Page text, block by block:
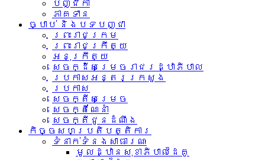
បញ្ជិកា
ភាគទាន
ច្បាប់ និងបទបញ្ជា
ព្រះរាជក្រម
ព្រះរាជក្រឹត្យ
អនុក្រឹត្យ
សេចក្ដីសម្រេចរាជរដ្ឋាភិបាល
ប្រកាសអន្តរក្រសួង
ប្រកាស
សេចក្តីសម្រេច
សេចក្តីណែនាំ
សេចក្តីជូនដំណឹង
កិច្ចសហប្រតិបត្តិការ
ទំនាក់ទំនង​សាធារណៈ
មូលដ្ឋានសុខាភិបាលដៃគូ